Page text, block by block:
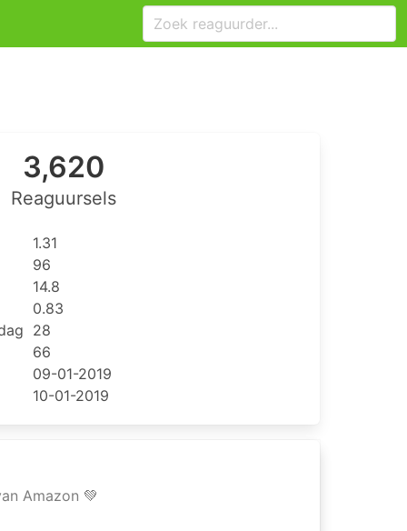
3,620
Reaguursels
1.31
96
14.8
0.83
28
66
09-01-2019
10-01-2019
Amazon 💚